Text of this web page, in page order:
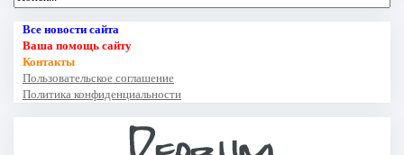
Все новости сайта
Ваша помощь сайту
Контакты
Пользовательское соглашение
Политика конфиденциальности